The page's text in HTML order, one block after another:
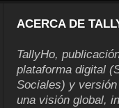
ACERCA DE
TallyHo,
plataforma digital
Sociales) y
una visión global,